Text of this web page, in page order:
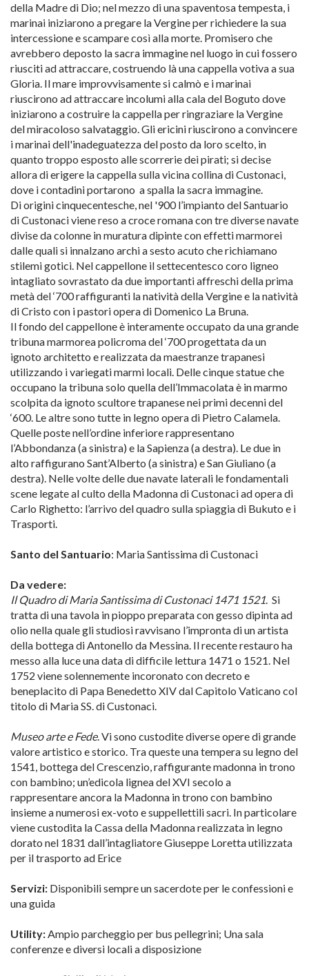
della Madre di Dio; nel mezzo di una spaventosa tempesta, i
marinai iniziarono a pregare la Vergine per richiedere la sua
intercessione e scampare così alla morte. Promisero che
avrebbero deposto la sacra immagine nel luogo in cui fossero
riusciti ad attraccare, costruendo là una cappella votiva a sua
Gloria. Il mare improvvisamente si calmò e i marinai
riuscirono ad attraccare incolumi alla cala del Boguto dove
iniziarono a costruire la cappella per ringraziare la Vergine
del miracoloso salvataggio. Gli ericini riuscirono a convincere
i marinai dell'inadeguatezza del posto da loro scelto, in
quanto troppo esposto alle scorrerie dei pirati; si decise
allora di erigere la cappella sulla vicina collina di Custonaci,
dove i contadini portarono a spalla la sacra immagine.
Di origini cinquecentesche, nel '900 l’impianto del Santuario
di Custonaci viene reso a croce romana con tre diverse navate
divise da colonne in muratura dipinte con effetti marmorei
dalle quali si innalzano archi a sesto acuto che richiamano
stilemi gotici. Nel cappellone il settecentesco coro ligneo
intagliato sovrastato da due importanti affreschi della prima
metà del ‘700 raffiguranti la natività della Vergine e la natività
di Cristo con i pastori opera di Domenico La Bruna.
Il fondo del cappellone è interamente occupato da una grande
tribuna marmorea policroma del ‘700 progettata da un
ignoto architetto e realizzata da maestranze trapanesi
utilizzando i variegati marmi locali. Delle cinque statue che
occupano la tribuna solo quella dell’Immacolata è in marmo
scolpita da ignoto scultore trapanese nei primi decenni del
‘600. Le altre sono tutte in legno opera di Pietro Calamela.
Quelle poste nell’ordine inferiore rappresentano
l’Abbondanza (a sinistra) e la Sapienza (a destra). Le due in
alto raffigurano Sant’Alberto (a sinistra) e San Giuliano (a
destra). Nelle volte delle due navate laterali le fondamentali
scene legate al culto della Madonna di Custonaci ad opera di
Carlo Righetto: l’arrivo del quadro sulla spiaggia di Bukuto e i
Trasporti.
Santo del Santuario: Maria Santissima di Custonaci
Da vedere:
Il Quadro di Maria Santissima di Custonaci 1471 1521. Si
tratta di una tavola in pioppo preparata con gesso dipinta ad
olio nella quale gli studiosi ravvisano l’impronta di un artista
della bottega di Antonello da Messina. Il recente restauro ha
messo alla luce una data di difficile lettura 1471 o 1521. Nel
1752 viene solennemente incoronato con decreto e
beneplacito di Papa Benedetto XIV dal Capitolo Vaticano col
titolo di Maria SS. di Custonaci.
Museo arte e Fede. Vi sono custodite diverse opere di grande
valore artistico e storico. Tra queste una tempera su legno del
1541, bottega del Crescenzio, raffigurante madonna in trono
con bambino; un’edicola lignea del XVI secolo a
rappresentare ancora la Madonna in trono con bambino
insieme a numerosi ex-voto e suppellettili sacri. In particolare
viene custodita la Cassa della Madonna realizzata in legno
dorato nel 1831 dall’intagliatore Giuseppe Loretta utilizzata
per il trasporto ad Erice
Servizi: Disponibili sempre un sacerdote per le confessioni e
una guida
Utility:Ampio parcheggio per bus pellegrini; Una sala
conferenze e diversi locali a disposizione